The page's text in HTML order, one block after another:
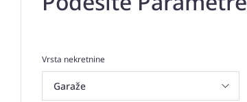
Vrsta nekretnine